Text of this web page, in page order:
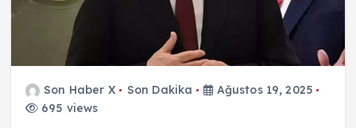
Son Haber X Son Dakika
Ağustos 19, 2025
695 views